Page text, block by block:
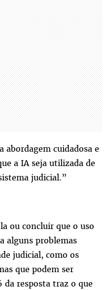
abordagem cuidadosa e
a IA seja utilizada de
judicial.”
ou concluir que o uso
alguns problemas
judicial, como os
que podem ser
resposta traz o que